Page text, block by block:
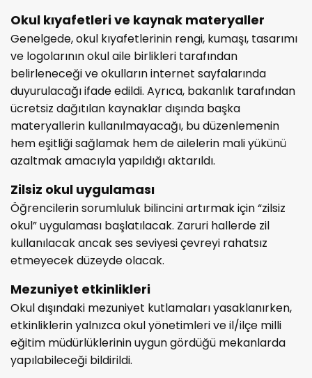
Okul kıyafetleri ve kaynak materyaller
Genelgede, okul kıyafetlerinin rengi, kumaşı, tasarımı
ve logolarının okul aile birlikleri tarafından
belirleneceği ve okulların internet sayfalarında
duyurulacağı ifade edildi. Ayrıca, bakanlık tarafından
ücretsiz dağıtılan kaynaklar dışında başka
materyallerin kullanılmayacağı, bu düzenlemenin
hem eşitliği sağlamak hem de ailelerin mali yükünü
azaltmak amacıyla yapıldığı aktarıldı.
Zilsiz okul uygulaması
Öğrencilerin sorumluluk bilincini artırmak için “zilsiz
okul” uygulaması başlatılacak. Zaruri hallerde zil
kullanılacak ancak ses seviyesi çevreyi rahatsız
etmeyecek düzeyde olacak.
Mezuniyet etkinlikleri
Okul dışındaki mezuniyet kutlamaları yasaklanırken,
etkinliklerin yalnızca okul yönetimleri ve il/ilçe milli
eğitim müdürlüklerinin uygun gördüğü mekanlarda
yapılabileceği bildirildi.